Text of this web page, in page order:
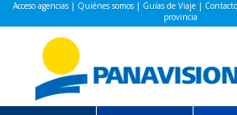
Acceso agencias | Quiénes somos | Guías de Viaje | Contacto
provincia